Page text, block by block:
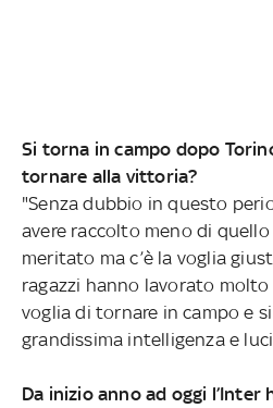
Si torna in campo dopo
tornare alla vittoria?
"Senza dubbio in questo
avere raccolto meno di quello
meritato ma c’è la voglia
ragazzi hanno lavorato molto
voglia di tornare in campo e
grandissima intelligenza e
Da inizio anno ad oggi l’Inter